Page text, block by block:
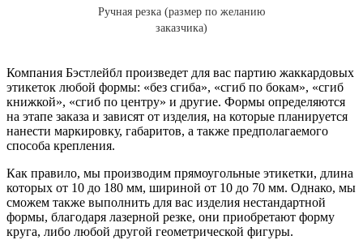
Ручная резка (размер по желанию
заказчика)
Компания Бэстлейбл произведет для вас партию жаккардовых
этикеток любой формы: «без сгиба», «сгиб по бокам», «сгиб
книжкой», «сгиб по центру» и другие. Формы определяются
на этапе заказа и зависят от изделия, на которые планируется
нанести маркировку, габаритов, а также предполагаемого
способа крепления.
Как правило, мы производим прямоугольные этикетки, длина
которых от 10 до 180 мм, шириной от 10 до 70 мм. Однако, мы
сможем также выполнить для вас изделия нестандартной
формы, благодаря лазерной резке, они приобретают форму
круга, либо любой другой геометрической фигуры.